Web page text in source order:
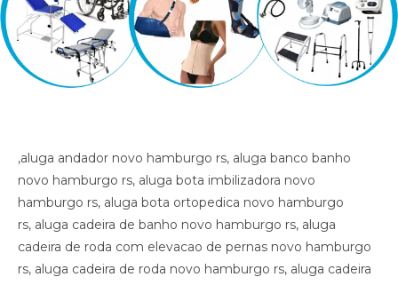
,aluga andador novo hamburgo rs, aluga banco banho novo hamburgo rs, aluga bota imbilizadora novo hamburgo rs, aluga bota ortopedica novo hamburgo rs, aluga cadeira de banho novo hamburgo rs, aluga cadeira de roda com elevacao de pernas novo hamburgo rs, aluga cadeira de roda novo hamburgo rs, aluga cadeira de roda gordo novo hamburgo rs, aluga cadeira de roda obeso novo hamburgo rs, aluga cadeira de rodas para perna reta novo hamburgo rs, aluga cama fawler novo hamburgo rs, aluga cama hospitalar novo hamburgo rs, aluga diva novo hamburgo rs, aluga maca novo hamburgo rs, aluga muleta novo hamburgo rs, alugar cama hospitalar novo hamburgo rs , aluguel andador novo hamburgo rs, aluguel banco de banho novo hamburgo rs, aluguel bota imobilizadora novo hamburgo rs, aluguel bota ortopedica novo hamburgo rs, aluguel cadeira de banho novo hamburgo rs, aluguel cadeira de roda novo hamburgo rs, aluguel cadeira de roda gordo novo hamburgo rs, aluguel cadeira de roda obeso novo hamburgo rs, aluguel cadeira de rodas com elevacao de pernas novo hamburgo rs, aluguel cadeira de rodas para perna reta novo hamburgo rs, aluguel cama fawler novo hamburgo rs, aluguel cama hospitalar novo hamburgo rs, aluguel diva novo hamburgo rs, aluguel maca novo hamburgo rs, aluguel maca novo hamburgo rs, aluguel muleta novo hamburgo rs, andador novo hamburgo rs, artigos hospitalares novo hamburgo rs, assento para banho novo hamburgo rs, banco para banho novo hamburgo rs, bota imibilizadora novo hamburgo rs, bota imobilizadora novo hamburgo rs, bota ortopedica barata novo hamburgo rs, bota ortopedica novo hamburgo rs, cadeira de higiene novo hamburgo rs, cadeira de banho novo hamburgo rs, cadeira de higiene novo hamburgo rs, cadeira de necessidades novo hamburgo rs, cadeira de roda gordo novo hamburgo rs, cadeira de roda obeso novo hamburgo rs, cadeira de rodas aluguel novo hamburgo rs, cadeira de rodas elevacao de pernas novo hamburgo rs, cadeira de rodas higienica novo hamburgo rs, cadeira de rodas para banho preco novo hamburgo rs, cadeira de rodas para gordo novo hamburgo rs, cadeira higienica dobravel novo hamburgo rs, cadeira higienica preco novo hamburgo rs, cadeira para banho preco novo hamburgo rs, cadeira para vaso novo hamburgo rs, cadeiras de rodas novo hamburgo rs, calha afo ortopedica pe caido novo hamburgo rs, calha afo ortopedica pe caido novo hamburgo rs, calha afo ortopedica pe caido novo hamburgo rs, cama fawler novo hamburgo rs, cama hospitalar automatica novo hamburgo rs, cama hospitalar novo hamburgo rs, cama hospitalar manual novo hamburgo rs, cedeira de rodas novo hamburgo rs, cilindro de oxigenio medicinal novo hamburgo rs, clinica ortopedica novo hamburgo rs, clinica so trauma novo hamburgo rs, colar cervical novo hamburgo rs, diva novo hamburgo rs, equipamentos medicos novo hamburgo rs, fisioterapia novo hamburgo rs, hospital novo hamburgo rs, hospital so trauma novo hamburgo rs, imobilizador articulado cotovelo novo hamburgo rs, imobilizador articulado joelho novo hamburgo rs, imobilizador articulado joelho novo hamburgo rs, imobilizador articulado novo hamburgo rs, joelheira novo hamburgo rs, joelheira ortopedica brace novo hamburgo rs, joelheira ortopedica brace novo hamburgo rs novo hamburgo rs, joelheira ortopedica novo hamburgo rs, joelheira ortopedica novo hamburgo rs, joelheira ortopedica novo hamburgo rs, joelheira ortopedica novo hamburgo rs, joelheira ortopedica novo hamburgo rs, locacao andador novo hamburgo rs, locacao banco de banho novo hamburgo rs, locacao bota imobilizadora novo hamburgo rs, locacao bota ortopedica novo hamburgo rs, locacao cadeira de banho novo hamburgo rs, locacao cadeira de roda novo hamburgo rs, locacao cadeira de roda gordo novo hamburgo rs, locacao cadeira de roda obeso novo hamburgo rs, locacao cadeira de rodas elevalcao de pernas novo hamburgo rs, locacao cama fawler novo hamburgo rs, locacao cama hospitalar novo hamburgo rs, locacao de cadeira de rodas novo hamburgo rs, locacao de cadeira de rodas para perna reta novo hamburgo rs, locacao diva novo hamburgo rs, locacao maca novo hamburgo rs, locacao maca novo hamburgo rs, locacao muleta novo hamburgo rs, locadora andador novo hamburgo rs, locadora banco de banho novo hamburgo rs, locadora bota imobilizadora novo hamburgo rs, locadora bota ortopedica novo hamburgo rs, locadora cadeira de banho novo hamburgo rs, locadora cadeira de roda novo hamburgo rs, locadora cadeira de roda gordo novo hamburgo rs, locadora cadeira de roda obeso novo hamburgo rs, locadora cadeira de rodas elevecao de pernas, locadora cadeira de rodas para perna reta novo hamburgo rs, locadora cama fawler novo hamburgo rs, locadora cama hospitalar novo hamburgo rs, locadora diva novo hamburgo rs, locadora maca novo hamburgo rs, locadora maca novo hamburgo rs, locadora muleta novo hamburgo rs, loja bota ortopedica novo hamburgo rs, loja cadeira de banho novo hamburgo rs, loja cadeira de roda novo hamburgo rs, loja cama hospitalar novo hamburgo rs, loja muleta novo hamburgo rs, loja produtos medicos novo hamburgo rs, loja produtos hospitalar novo hamburgo rs, loja produtos hospitalares novo hamburgo rs, loja produtos medicos novo hamburgo rs, loja produtos ortopedicos novo hamburgo rs, loja vende andador novo hamburgo rs, loja vende bota ortopedica novo hamburgo rs, loja vende cadeira de rodas perna reta novo hamburgo rs, loja vende cama fawler novo hamburgo rs, loja vende muleta novo hamburgo rs, loja vende tipoia novo hamburgo rs, maca novo hamburgo rs, material cirurgico novo hamburgo rs, medico ortopedista novo hamburgo rs, muleta barata novo hamburgo rs, muleta novo hamburgo rs, muleta usada novo hamburgo rs, muletas novo hamburgo rs, munhequeira novo hamburgo rs, ortese articulada cotovelo novo hamburgo rs, ortese articulada cotovelo novo hamburgo rs, ortese articulado cotovelo novo hamburgo rs, ortese notuna facite plantar novo hamburgo rs, ortese noturna facite plantar novo hamburgo rs, ortese noturna facite plantar novo hamburgo rs, ortopedia novo hamburgo rs, poltrona hospitalar preco novo hamburgo rs, poltrona reclinavel hospitalar novo hamburgo rs, preco cadeira de banho novo hamburgo rs, preco cama hospitalar novo hamburgo rs, produtos hospitalares novo hamburgo rs, produtos medicos novo hamburgo rs, reabilitacao novo hamburgo rs, sutia cirurgia novo hamburgo rs, sutia ortopedico novo hamburgo rs, sutia ortopedico novo hamburgo rs, sutia pos operatorio novo hamburgo rs, sutia pos operatorio novo hamburgo rs, tala novo hamburgo rs, talas novo hamburgo rs, tipoia novo hamburgo rs, venda muleta novo hamburgo rs, vende cadeira de banho novo hamburgo rs, vende maca novo hamburgo rs, vende muleta novo hamburgo rs, vende produtos hospitalares novo hamburgo rs, vende produtos medicos novo hamburgo rs, ,aluga andador novo hamburgo rs, aluga banco banho novo hamburgo rs, aluga bota imbilizadora novo hamburgo rs, aluga bota ortopedica novo hamburgo rs, aluga cadeira de banho novo hamburgo rs, aluga cadeira de roda com elevacao de pernas novo hamburgo rs, aluga cadeira de roda novo hamburgo rs, aluga cadeira de roda gordo novo hamburgo rs, aluga cadeira de roda obeso novo hamburgo rs, aluga cadeira de rodas para perna reta novo hamburgo rs, aluga cama fawler novo hamburgo rs, aluga cama hospitalar novo hamburgo rs, aluga diva novo hamburgo rs, aluga maca novo hamburgo rs, aluga muleta novo hamburgo rs, alugar cama hospitalar novo hamburgo rs , aluguel andador novo hamburgo rs, aluguel banco de banho novo hamburgo rs, aluguel bota imobilizadora novo hamburgo rs, aluguel bota ortopedica novo hamburgo rs, aluguel cadeira de banho novo hamburgo rs, aluguel cadeira de roda novo hamburgo rs, aluguel cadeira de roda gordo novo hamburgo rs, aluguel cadeira de roda obeso novo hamburgo rs, aluguel cadeira de rodas com elevacao de pernas novo hamburgo rs, aluguel cadeira de rodas para perna reta novo hamburgo rs, aluguel cama fawler novo hamburgo rs, aluguel cama hospitalar novo hamburgo rs, aluguel diva novo hamburgo rs, aluguel maca novo hamburgo rs, aluguel maca novo hamburgo rs, aluguel muleta novo hamburgo rs, andador novo hamburgo rs, artigos hospitalares novo hamburgo rs, assento para banho novo hamburgo rs, banco para banho novo hamburgo rs, bota imibilizadora novo hamburgo rs, bota imobilizadora novo hamburgo rs, bota ortopedica barata novo hamburgo rs, bota ortopedica novo hamburgo rs, cadeira de higiene novo hamburgo rs, cadeira de banho novo hamburgo rs, cadeira de higiene novo hamburgo rs, cadeira de necessidades novo hamburgo rs, cadeira de roda gordo novo hamburgo rs, cadeira de roda obeso novo hamburgo rs, cadeira de rodas aluguel novo hamburgo rs, cadeira de rodas elevacao de pernas novo hamburgo rs, cadeira de rodas higienica novo hamburgo rs, cadeira de rodas para banho preco novo hamburgo rs, cadeira de rodas para gordo novo hamburgo rs, cadeira higienica dobravel novo hamburgo rs, cadeira higienica preco novo hamburgo rs, cadeira para banho preco novo hamburgo rs, cadeira para vaso novo hamburgo rs, cadeiras de rodas novo hamburgo rs, calha afo ortopedica pe caido novo hamburgo rs, calha afo ortopedica pe caido novo hamburgo rs, calha afo ortopedica pe caido novo hamburgo rs, cama fawler novo hamburgo rs, cama hospitalar automatica novo hamburgo rs, cama hospitalar novo hamburgo rs, cama hospitalar manual novo hamburgo rs, cedeira de rodas novo hamburgo rs, cilindro de oxigenio medicinal novo hamburgo rs, clinica ortopedica novo hamburgo rs, clinica so trauma novo hamburgo rs, colar cervical novo hamburgo rs, diva novo hamburgo rs, equipamentos medicos novo hamburgo rs, fisioterapia novo hamburgo rs, hospital novo hamburgo rs, hospital so trauma novo hamburgo rs, imobilizador articulado cotovelo novo hamburgo rs, imobilizador articulado joelho novo hamburgo rs, imobilizador articulado joelho novo hamburgo rs, imobilizador articulado novo hamburgo rs, joelheira novo hamburgo rs, joelheira ortopedica brace novo hamburgo rs, joelheira ortopedica brace